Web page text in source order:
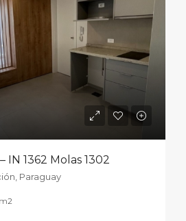
1362 Molas 1302
Paraguay
m2